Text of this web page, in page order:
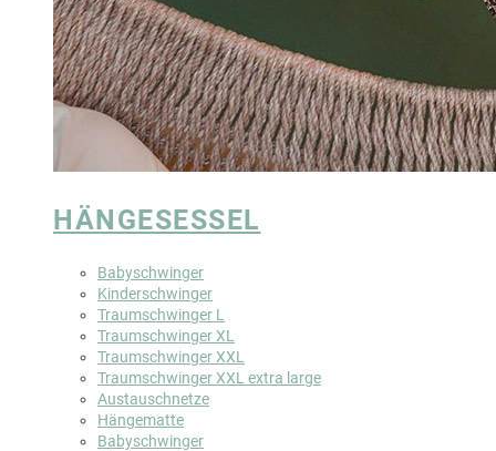
HÄNGESESSEL
Babyschwinger
Kinderschwinger
Traumschwinger L
Traumschwinger XL
Traumschwinger XXL
Traumschwinger XXL extra large
Austauschnetze
Hängematte
Babyschwinger